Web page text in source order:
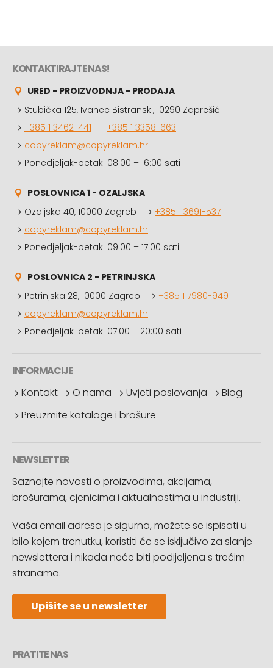
KONTAKTIRAJTE NAS!
URED - PROIZVODNJA - PRODAJA
Stubička 125, Ivanec Bistranski, 10290 Zaprešić
+385 1 3462-441 – +385 1 3358-663
copyreklam@copyreklam.hr
Ponedjeljak-petak: 08:00 – 16:00 sati
POSLOVNICA 1 - OZALJSKA
Ozaljska 40, 10000 Zagreb
+385 1 3691-537
copyreklam@copyreklam.hr
Ponedjeljak-petak: 09:00 – 17:00 sati
POSLOVNICA 2 - PETRINJSKA
Petrinjska 28, 10000 Zagreb
+385 1 7980-949
copyreklam@copyreklam.hr
Ponedjeljak-petak: 07:00 – 20:00 sati
INFORMACIJE
Kontakt
O nama Uvjeti poslovanja
Blog
Preuzmite kataloge i brošure
NEWSLETTER
Saznajte novosti o proizvodima, akcijama,
brošurama, cjenicima i aktualnostima u industriji.
Vaša email adresa je sigurna, možete se ispisati u
bilo kojem trenutku, koristiti će se isključivo za slanje
newslettera i nikada neće biti podijeljena s trećim
stranama.
Upišite se u newsletter
PRATITE NAS